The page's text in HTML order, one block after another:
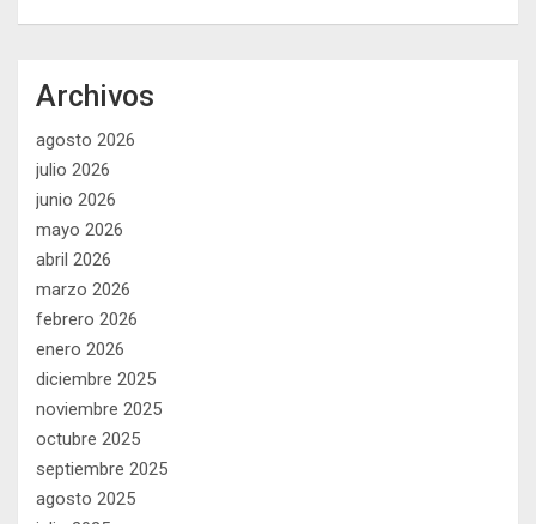
Archivos
agosto 2026
julio 2026
junio 2026
mayo 2026
abril 2026
marzo 2026
febrero 2026
enero 2026
diciembre 2025
noviembre 2025
octubre 2025
septiembre 2025
agosto 2025